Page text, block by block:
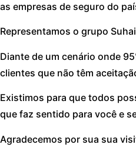
as empresas de seguro do
Representamos o grupo
Diante de um cenário onde
clientes que não têm
Existimos para que todos
que faz sentido para você e
Agradecemos por sua sua